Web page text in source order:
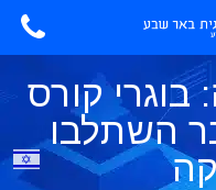
קורס
השתלבו